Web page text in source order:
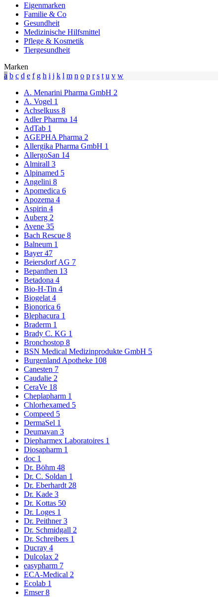
Eigenmarken
Familie & Co
Gesundheit
Medizinische Hilfsmittel
Pflege & Kosmetik
Tiergesundheit
Marken
a b c d e f g h i j k l m n o p r s t u v w
A. Menarini Pharma GmbH 2
A. Vogel 1
Achselkuss 8
Adler Pharma 14
AdTab 1
AGEPHA Pharma 2
Allergika Pharma GmbH 1
AllergoSan 14
Almirall 3
Alpinamed 5
Angelini 8
Apomedica 6
Apozema 4
Aspirin 4
Auberg 2
Avene 35
Bach Rescue 8
Balneum 1
Bayer47
Beiersdorf AG 7
Bepanthen 13
Betadona 4
Bio-H-Tin 4
Biogelat 4
Bionorica 6
Blephacura 1
Braderm 1
Brady C. KG 1
Bronchostop 8
BSN Medical Medizinprodukte GmbH 5
Burgenland Apotheke 108
Canesten 7
Caudalie 2
CeraVe 18
Cheplapharm 1
Chlorhexamed 5
Compeed 5
DermaSel 1
Deumavan 3
Diepharmex Laboratoires 1
Diosapharm 1
doc 1
Dr. Böhm 48
Dr. C. Soldan 1
Dr. Eberhardt 28
Dr. Kade 3
Dr. Kottas 50
Dr. Loges 1
Dr. Peithner3
Dr. Schmidgall 2
Dr. Schreibers 1
Ducray 4
Dulcolax 2
easypharm 7
ECA-Medical 2
Ecolab 1
Emser8